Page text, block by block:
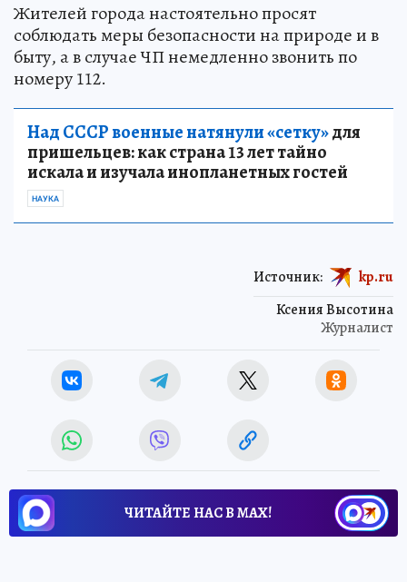
Жителей города настоятельно просят
соблюдать меры безопасности на природе и в
быту, а в случае ЧП немедленно звонить по
номеру 112.
Над СССР военные натянули «сетку»для
пришельцев: как страна 13 лет тайно
искала и изучала инопланетных гостей
НАУКА
Ксения Высотина
Журналист
Источник: kp.ru
ЧИТАЙТЕ НАС В МАХ!